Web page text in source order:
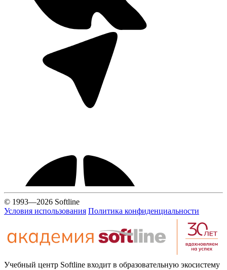
© 1993—2026 Softline
Условия использования Политика конфиденциальности
Учебный центр Softline входит в образовательную экосистему